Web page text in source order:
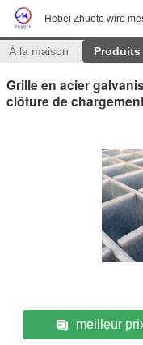
Hebei Zhuote wire
À la maison Produits
Grille en acier
clôture de
meilleur